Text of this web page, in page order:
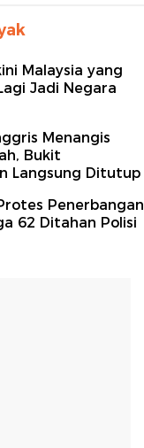
Malaysia yang
Jadi Negara
Menangis
Bukit
Langsung Ditutup
Penerbangan
62 Ditahan Polisi